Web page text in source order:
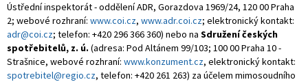
Ústřední inspektorát - oddělení ADR, Gorazdova 1969/24, 120 00 Praha
2; webové rozhraní: www.coi.cz, www.adr.coi.cz; elektronický kontakt:
adr@coi.cz; telefon: +420 296 366 360) nebo na Sdružení českých
spotřebitelů, z. ú. (adresa: Pod Altánem 99/103; 100 00 Praha 10 -
Strašnice, webové rozhraní: www.konzument.cz, elektronický kontakt:
spotrebitel@regio.cz, telefon: +420 261 263) za účelem mimosoudního